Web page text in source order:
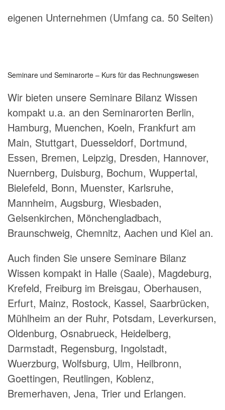
eigenen Unternehmen (Umfang ca. 50 Seiten)
Seminare und Seminarorte – Kurs für das Rechnungswesen
Wir bieten unsere Seminare Bilanz Wissen
kompakt u.a. an den Seminarorten Berlin,
Hamburg, Muenchen, Koeln, Frankfurt am
Main, Stuttgart, Duesseldorf, Dortmund,
Essen, Bremen, Leipzig, Dresden, Hannover,
Nuernberg, Duisburg, Bochum, Wuppertal,
Bielefeld, Bonn, Muenster, Karlsruhe,
Mannheim, Augsburg, Wiesbaden,
Gelsenkirchen, Mönchengladbach,
Braunschweig, Chemnitz, Aachen und Kiel an.
Auch finden Sie unsere Seminare Bilanz
Wissen kompakt in Halle (Saale), Magdeburg,
Krefeld, Freiburg im Breisgau, Oberhausen,
Erfurt, Mainz, Rostock, Kassel, Saarbrücken,
Mühlheim an der Ruhr, Potsdam, Leverkursen,
Oldenburg, Osnabrueck, Heidelberg,
Darmstadt, Regensburg, Ingolstadt,
Wuerzburg, Wolfsburg, Ulm, Heilbronn,
Goettingen, Reutlingen, Koblenz,
Bremerhaven, Jena, Trier und Erlangen.